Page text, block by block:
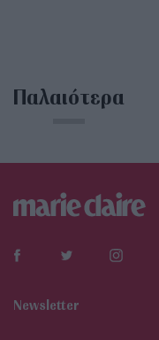
Παλαιότερα
Newsletter